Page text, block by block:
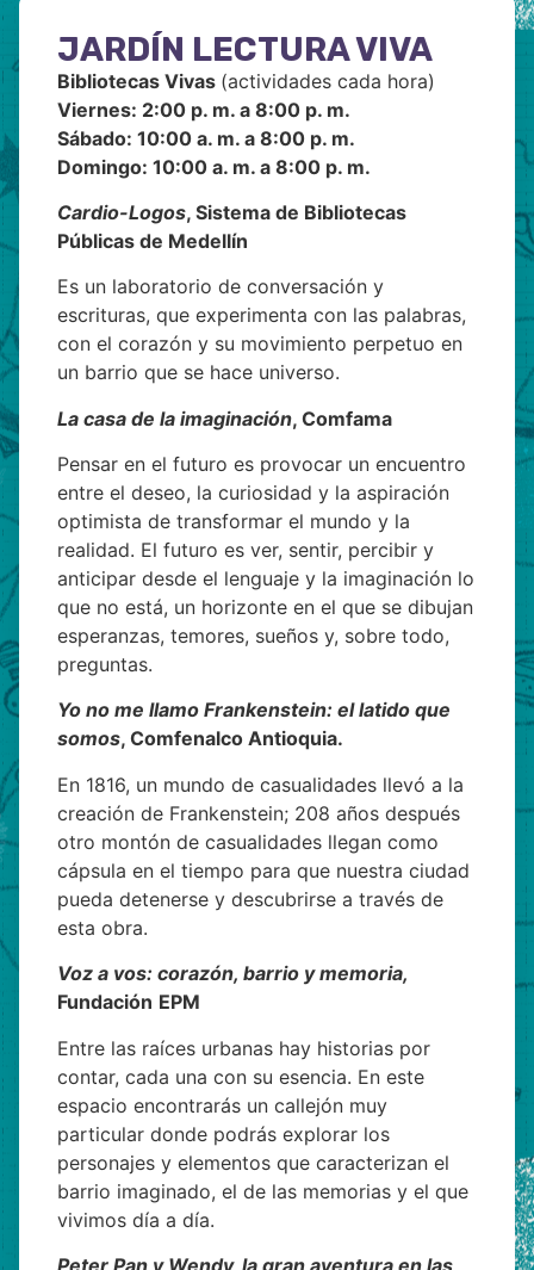
JARDÍN LECTURA VIVA
Bibliotecas Vivas (actividades cada hora)
Viernes: 2:00 p. m. a 8:00 p. m.
Sábado: 10:00 a. m. a 8:00 p. m.
Domingo: 10:00 a. m. a 8:00 p. m.
Cardio-Logos, Sistema de Bibliotecas
Públicas de Medellín
Es un laboratorio de conversación y
escrituras, que experimenta con las palabras,
con el corazón y su movimiento perpetuo en
un barrio que se hace universo.
La casa de la imaginación, Comfama
Pensar en el futuro es provocar un encuentro
entre el deseo, la curiosidad y la aspiración
optimista de transformar el mundo y la
realidad. El futuro es ver, sentir, percibir y
anticipar desde el lenguaje y la imaginación lo
que no está, un horizonte en el que se dibujan
esperanzas, temores, sueños y, sobre todo,
preguntas.
Yo no me llamo Frankenstein: el latido que
somos, Comfenalco Antioquia.
En 1816, un mundo de casualidades llevó a la
creación de Frankenstein; 208 años después
otro montón de casualidades llegan como
cápsula en el tiempo para que nuestra ciudad
pueda detenerse y descubrirse a través de
esta obra.
Voz a vos: corazón, barrio y memoria,
Fundación EPM
Entre las raíces urbanas hay historias por
contar, cada una con su esencia. En este
espacio encontrarás un callejón muy
particular donde podrás explorar los
personajes y elementos que caracterizan el
barrio imaginado, el de las memorias y el que
vivimos día a día.